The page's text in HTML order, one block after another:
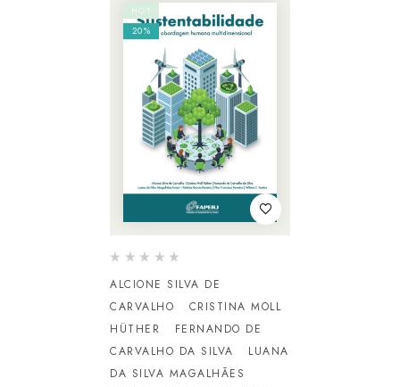
HOT
20%
ALCIONE SILVA DE
CARVALHO
CRISTINA MOLL
HÜTHER
FERNANDO DE
CARVALHO DA SILVA
LUANA
DA SILVA MAGALHÃES